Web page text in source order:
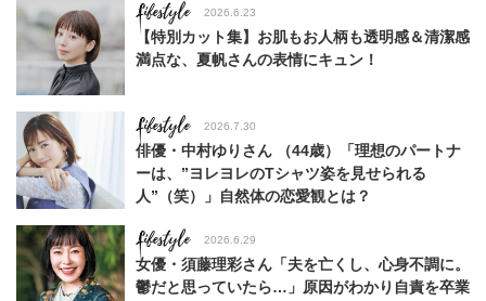
Lifestyle 2026.6.23
【特別カット集】お肌もお人柄も透明感＆清潔感
満点な、夏帆さんの表情にキュン！
Lifestyle 2026.7.30
俳優・中村ゆりさん （44歳）「理想のパートナ
ーは、”ヨレヨレのTシャツ姿を見せられる
人”（笑）」自然体の恋愛観とは？
Lifestyle 2026.6.29
女優・須藤理彩さん「夫を亡くし、心身不調に。
鬱だと思っていたら…」原因がわかり自責を卒業